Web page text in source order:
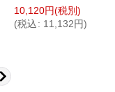
10,120円(税別)
(税込 : 11,132 円)